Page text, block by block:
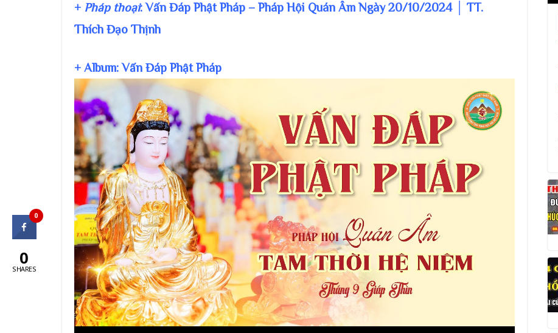
+ Pháp thoại: Vấn Đáp Phật Pháp – Pháp Hội Quán Âm Ngày 20/10/2024 │ TT.
Thích Đạo Thịnh
+ Album: Vấn Đáp Phật Pháp
0
0
SHARES